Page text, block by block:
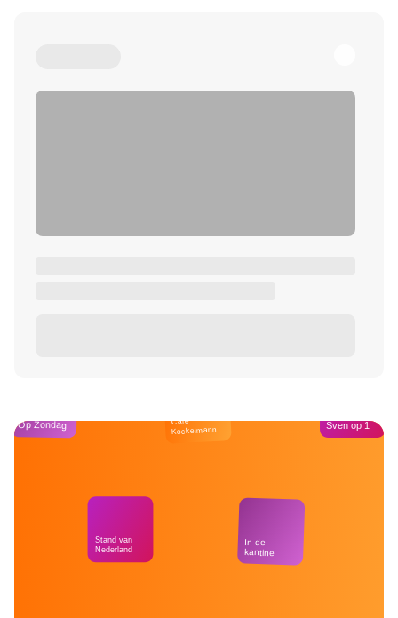
Op Zondag
Stand van
Nederland
Café
Kockelmann
In de
kantine
Sven op 1